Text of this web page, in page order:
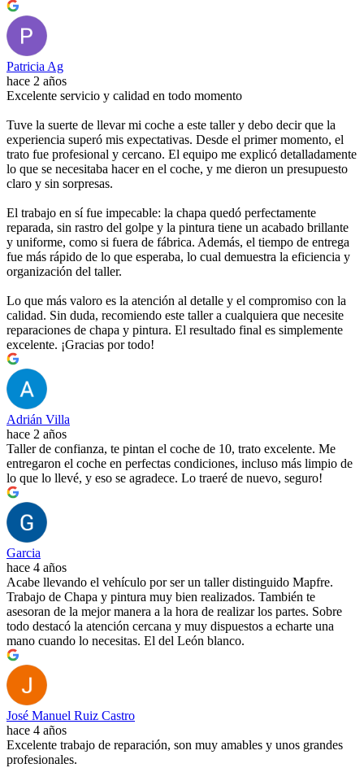
Patricia Ag
hace 2 años
Excelente servicio y calidad en todo momento
Tuve la suerte de llevar mi coche a este taller y debo decir que la
experiencia superó mis expectativas. Desde el primer momento, el
trato fue profesional y cercano. El equipo me explicó detalladamente
lo que se necesitaba hacer en el coche, y me dieron un presupuesto
claro y sin sorpresas.
El trabajo en sí fue impecable: la chapa quedó perfectamente
reparada, sin rastro del golpe y la pintura tiene un acabado brillante
y uniforme, como si fuera de fábrica. Además, el tiempo de entrega
fue más rápido de lo que esperaba, lo cual demuestra la eficiencia y
organización del taller.
Lo que más valoro es la atención al detalle y el compromiso con la
calidad. Sin duda, recomiendo este taller a cualquiera que necesite
reparaciones de chapa y pintura. El resultado final es simplemente
excelente. ¡Gracias por todo!
Adrián Villa
hace 2 años
Taller de confianza, te pintan el coche de 10, trato excelente. Me
entregaron el coche en perfectas condiciones, incluso más limpio de
lo que lo llevé, y eso se agradece. Lo traeré de nuevo, seguro!
Garcia
hace 4 años
Acabe llevando el vehículo por ser un taller distinguido Mapfre.
Trabajo de Chapa y pintura muy bien realizados. También te
asesoran de la mejor manera a la hora de realizar los partes. Sobre
todo destacó la atención cercana y muy dispuestos a echarte una
mano cuando lo necesitas. El del León blanco.
José Manuel Ruiz Castro
hace 4 años
Excelente trabajo de reparación, son muy amables y unos grandes
profesionales.